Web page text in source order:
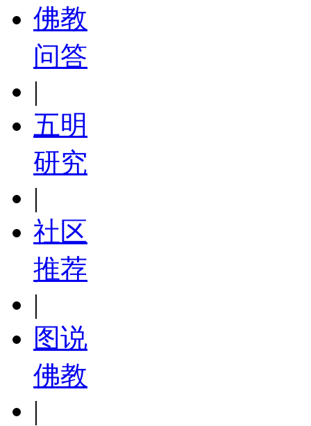
佛教
问答
|
五明
研究
|
社区
推荐
|
图说
佛教
|